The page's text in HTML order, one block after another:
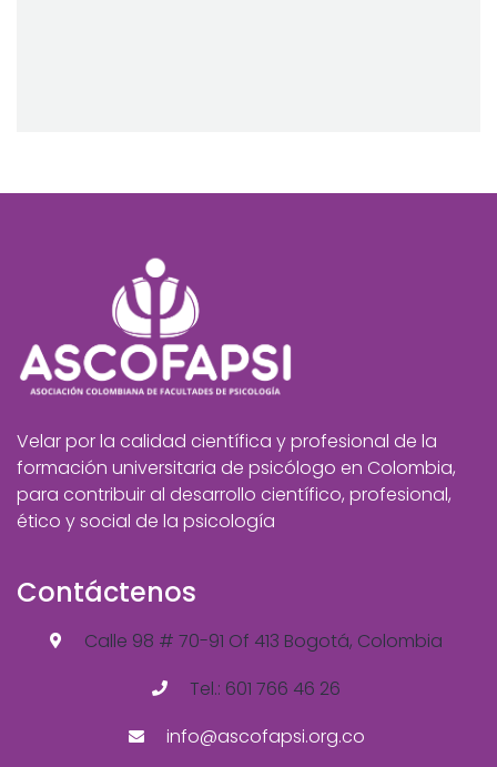
Velar por la calidad científica y profesional de la
formación universitaria de psicólogo en Colombia,
para contribuir al desarrollo científico, profesional,
ético y social de la psicología
Contáctenos
Calle 98 # 70-91 Of 413 Bogotá, Colombia
Tel.: 601 766 46 26
info@ascofapsi.org.co